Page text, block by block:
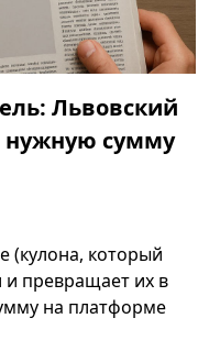
Львовский
нужную сумму
(кулона, который
и превращает их в
на платформе